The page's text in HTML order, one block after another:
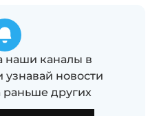
наши каналы в
новости
других